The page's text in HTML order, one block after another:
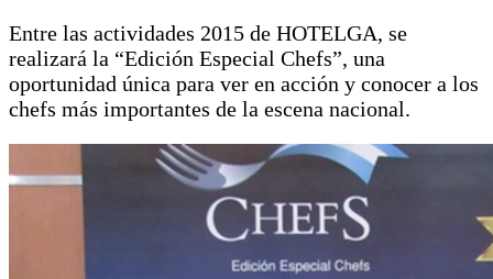
Entre las actividades 2015 de HOTELGA, se
realizará la “Edición Especial Chefs”, una
oportunidad única para ver en acción y conocer a los
chefs más importantes de la escena nacional.